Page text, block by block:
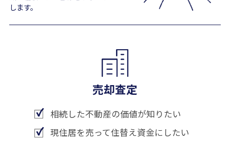
します。
売却査定
相続した不動産の価値が知りたい
現住居を売って住替え資金にしたい